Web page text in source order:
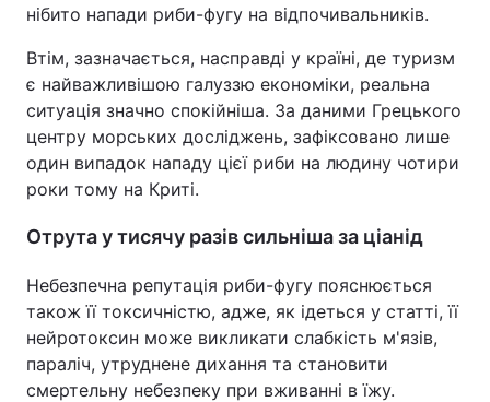
нібито напади риби-фугу на відпочивальників.
Втім, зазначається, насправді у країні, де туризм
є найважливішою галуззю економіки, реальна
ситуація значно спокійніша. За даними Грецького
центру морських досліджень, зафіксовано лише
один випадок нападу цієї риби на людину чотири
роки тому на Криті.
Отрута у тисячу разів сильніша за ціанід
Небезпечна репутація риби-фугу пояснюється
також її токсичністю, адже, як ідеться у статті, її
нейротоксин може викликати слабкість м'язів,
параліч, утруднене дихання та становити
смертельну небезпеку при вживанні в їжу.